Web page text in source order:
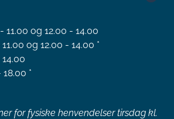
11.00 og 12.00 - 14.00
og 12.00 - 14.00 *
14.00
18.00 *
for fysiske henvendelser tirsdag kl.